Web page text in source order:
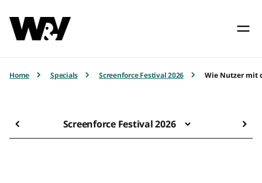
Home Specials Screenforce Festival 2026 Wie Nutzer mit
Screenforce Festival 2026